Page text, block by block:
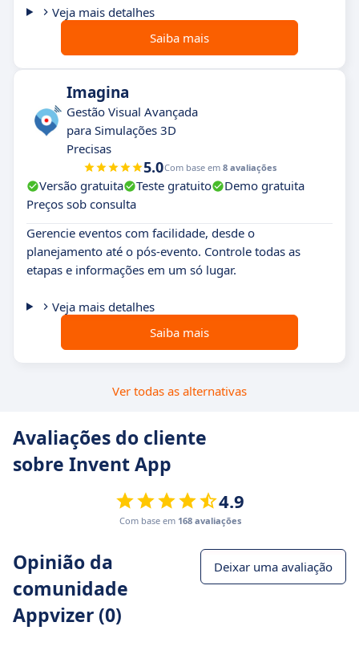
Veja mais detalhes
Saiba mais
Imagina
Gestão Visual Avançada
para Simulações 3D
Precisas
5.0Com base em 8 avaliações
Versão gratuita Teste gratuito
Demo gratuita
Preços sob consulta
Gerencie eventos com facilidade, desde o
planejamento até o pós-evento. Controle todas as
etapas e informações em um só lugar.
Veja mais detalhes
Saiba mais
Ver todas as alternativas
Avaliações do cliente
sobre Invent App
4.9
Com base em 168 avaliações
Opinião da
comunidade
Appvizer (0)
Deixar uma avaliação